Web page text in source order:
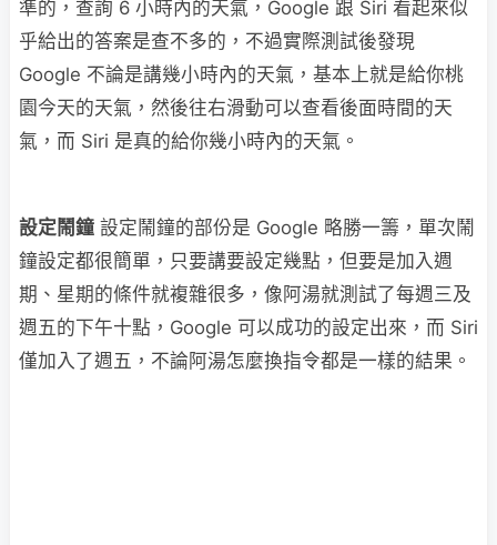
準的，查詢 6 小時內的天氣，Google 跟 Siri 看起來似
乎給出的答案是查不多的，不過實際測試後發現
Google 不論是講幾小時內的天氣，基本上就是給你桃
園今天的天氣，然後往右滑動可以查看後面時間的天
氣，而 Siri 是真的給你幾小時內的天氣。
設定鬧鐘 設定鬧鐘的部份是 Google 略勝一籌，單次鬧
鐘設定都很簡單，只要講要設定幾點，但要是加入週
期、星期的條件就複雜很多，像阿湯就測試了每週三及
週五的下午十點，Google 可以成功的設定出來，而 Siri
僅加入了週五，不論阿湯怎麼換指令都是一樣的結果。